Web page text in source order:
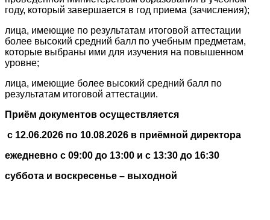
году, который завершается в год приема (зачисления);
лица, имеющие по результатам итоговой аттестации
более высокий средний балл по учебным предметам,
которые выбраны ими для изучения на повышенном
уровне;
лица, имеющие более высокий средний балл по
результатам итоговой аттестации.
Приём документов осуществляется
с 12.06.2026 по 10.08.2026 в приёмной директора
ежедневно с 09:00 до 13:00 и с 13:30 до 16:30
суббота и воскресенье – выходной